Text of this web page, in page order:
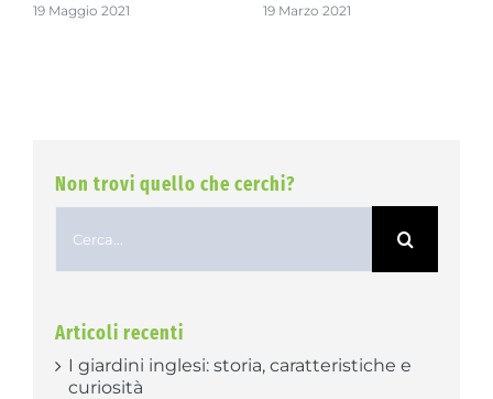
19 Maggio 2021 19 Marzo 2021
Non trovi quello che cerchi?
per:
Articoli recenti
I giardini inglesi: storia, caratteristiche e
curiosità